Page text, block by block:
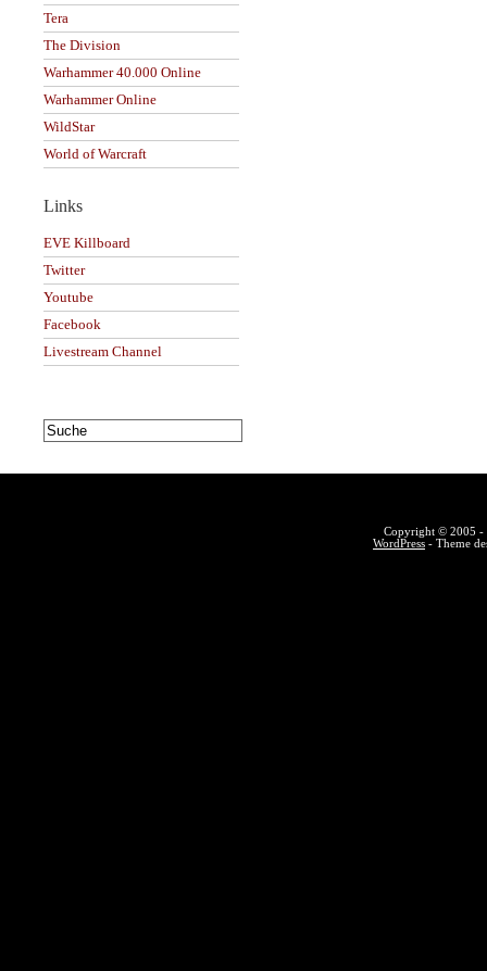
Tera
The Division
Warhammer 40.000 Online
Warhammer Online
WildStar
World of Warcraft
Links
EVE Killboard
Twitter
Youtube
Facebook
Livestream Channel
Copyright © 2005 -
WordPress - Theme